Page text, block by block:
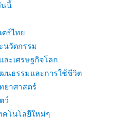
นนี้
ร์ไทย
นวัตกรรม
ละเศรษฐกิจโลก
นธรรมและการใช้ชีวิต
ยาศาสตร์
ว์
คโนโลยีใหม่ๆ